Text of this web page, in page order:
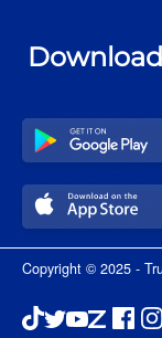
Copyright © 2025 -